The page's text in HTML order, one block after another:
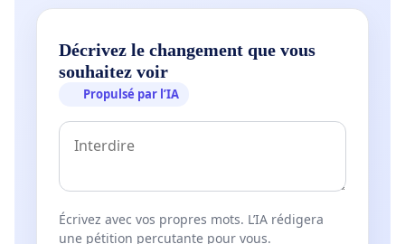
Décrivez le changement que vous
souhaitez voir
Propulsé par l’IA
Écrivez avec vos propres mots. L’IA rédigera
une pétition percutante pour vous.